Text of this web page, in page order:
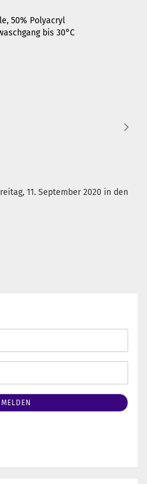
50% Polyacryl
bis 30°C
11. September 2020 in den